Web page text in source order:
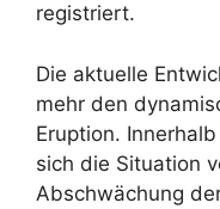
registriert.
Die aktuelle
mehr den
Eruption.
sich die Situation
Abschwächung